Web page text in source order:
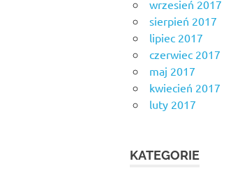
wrzesień 2017
sierpień 2017
lipiec 2017
czerwiec 2017
maj 2017
kwiecień 2017
luty 2017
KATEGORIE